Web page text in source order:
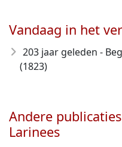
Vandaag in het
203 jaar geleden -
(1823)
Andere
Larinees